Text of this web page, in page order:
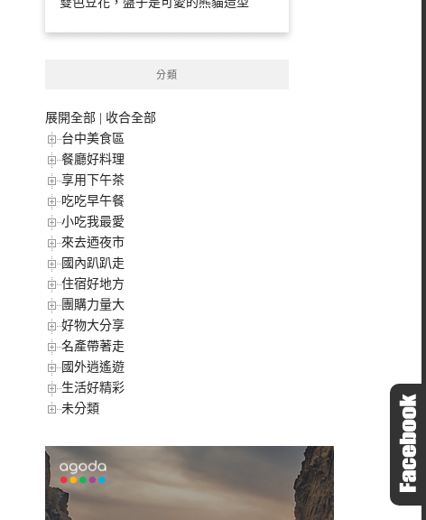
分類
展開全部
收合全部
台中美食區
餐廳好料理
享用下午茶
吃吃早午餐
小吃我最愛
來去迺夜市
國內趴趴走
住宿好地方
團購力量大
好物大分享
名產帶著走
國外逍遙遊
生活好精彩
未分類